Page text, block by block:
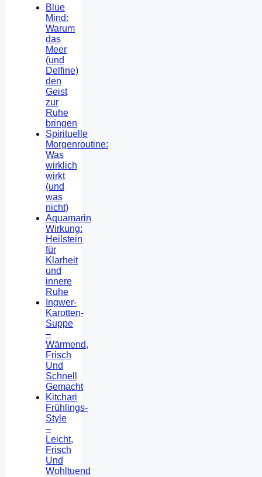
Blue
Mind:
Warum
das
Meer
(und
Delfine)
den
Geist
zur
Ruhe
bringen
Spirituelle
Morgenroutine:
Was
wirklich
wirkt
(und
was
nicht)
Aquamarin
Wirkung:
Heilstein
für
Klarheit
und
innere
Ruhe
Ingwer-
Karotten-
Suppe
–
Wärmend,
Frisch
Und
Schnell
Gemacht
Kitchari
Frühlings-
Style
–
Leicht,
Frisch
Und
Wohltuend